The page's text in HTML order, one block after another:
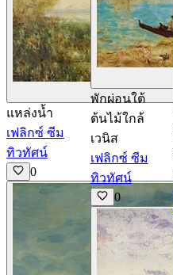
แหล่งน้ำ
เฟลิกซ์ ซีม
ทิวทัศน์
0
พักผ่อนใต้
ต้นไม้ใกล้
เวนิส
เฟลิกซ์ ซีม
ทิวทัศน์
0